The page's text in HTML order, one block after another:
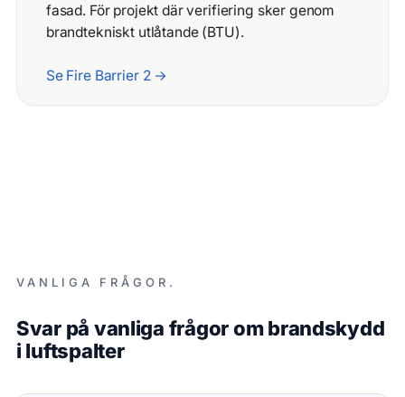
fasad. För projekt där verifiering sker genom
brandtekniskt utlåtande (BTU).
Se Fire Barrier 2 →
VANLIGA FRÅGOR.
Svar på vanliga frågor om brandskydd
i luftspalter